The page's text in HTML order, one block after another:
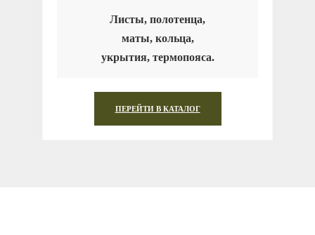
Листы, полотенца,
маты, кольца,
укрытия, термопояса.
ПЕРЕЙТИ В КАТАЛОГ